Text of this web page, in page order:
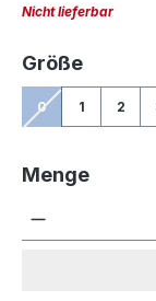
Nicht lieferbar
Größe
0(Diese Option ist
1 2
Menge
Produkt